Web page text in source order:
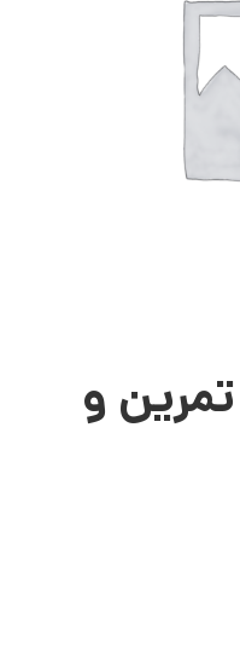
و